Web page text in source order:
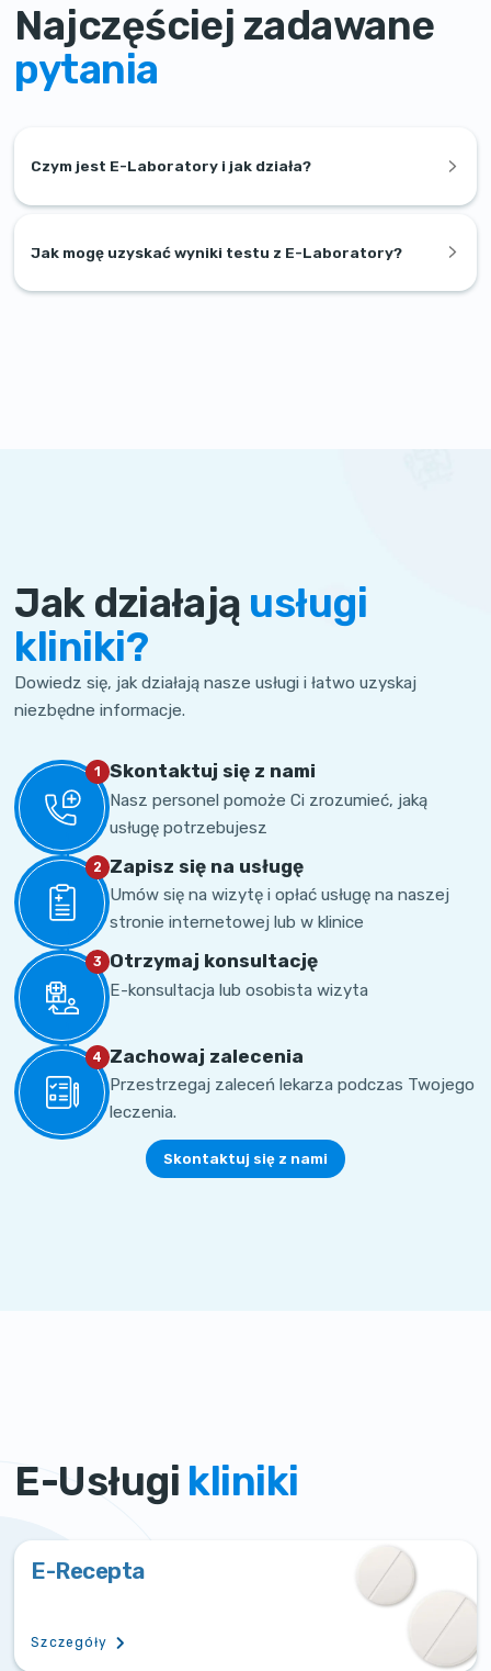
Najczęściej zadawane
pytania
Czym jest E-Laboratory i jak działa?
Jak mogę uzyskać wyniki testu z E-Laboratory?
Jak działają usługi
kliniki?
Dowiedz się, jak działają nasze usługi i łatwo uzyskaj
niezbędne informacje.
1 Skontaktuj się z nami
Nasz personel pomoże Ci zrozumieć, jaką
usługę potrzebujesz
2 Zapisz się na usługę
Umów się na wizytę i opłać usługę na naszej
stronie internetowej lub w klinice
3 Otrzymaj konsultację
E-konsultacja lub osobista wizyta
4 Zachowaj zalecenia
Przestrzegaj zaleceń lekarza podczas Twojego
leczenia.
Skontaktuj się z nami
E-Usługi kliniki
E-Recepta
Szczegóły